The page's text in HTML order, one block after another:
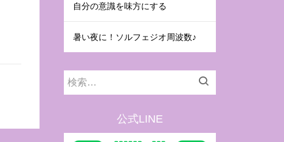
自分の意識を味方にする
暑い夜に！ソルフェジオ周波数♪
検
公式LINE